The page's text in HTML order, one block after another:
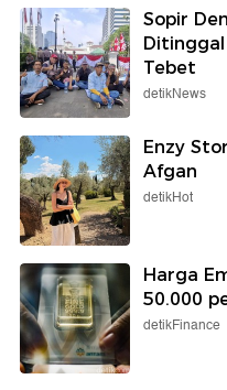
Sopir
Tebet
detikNews
Enzy
Afgan
detikHot
Harga
50.000
detikFinance